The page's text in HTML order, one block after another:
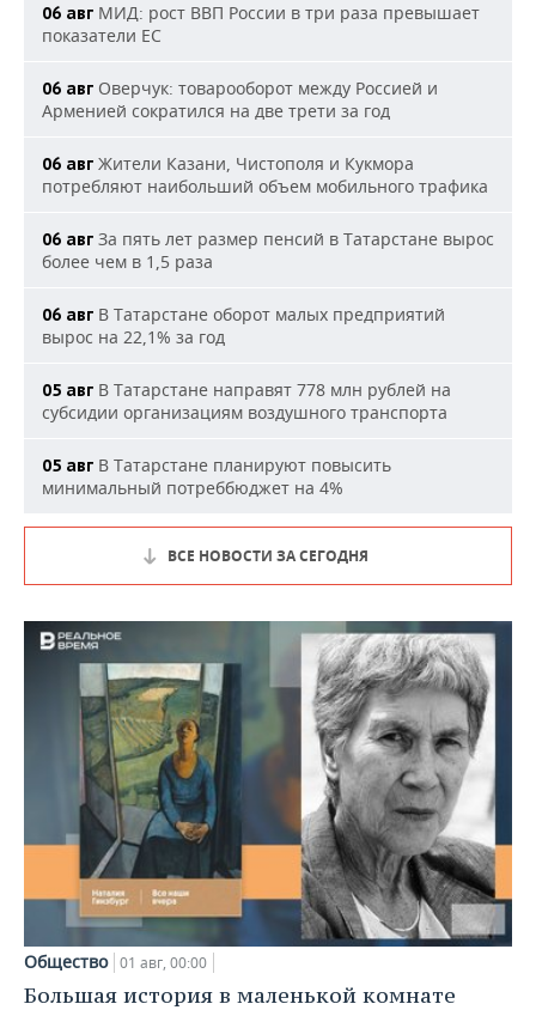
06 авг МИД: рост ВВП России в три раза превышает
показатели ЕС
06 авг Оверчук: товарооборот между Россией и
Арменией сократился на две трети за год
06 авг Жители Казани, Чистополя и Кукмора
потребляют наибольший объем мобильного трафика
06 авг За пять лет размер пенсий в Татарстане вырос
более чем в 1,5 раза
06 авг В Татарстане оборот малых предприятий
вырос на 22,1% за год
05 авг В Татарстане направят 778 млн рублей на
субсидии организациям воздушного транспорта
05 авг В Татарстане планируют повысить
минимальный потреббюджет на 4%
ВСЕ НОВОСТИ ЗА СЕГОДНЯ
Общество 01 авг, 00:00
Большая история в маленькой комнате